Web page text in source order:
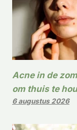
Acne in de
om thuis te
6 augustus 2026